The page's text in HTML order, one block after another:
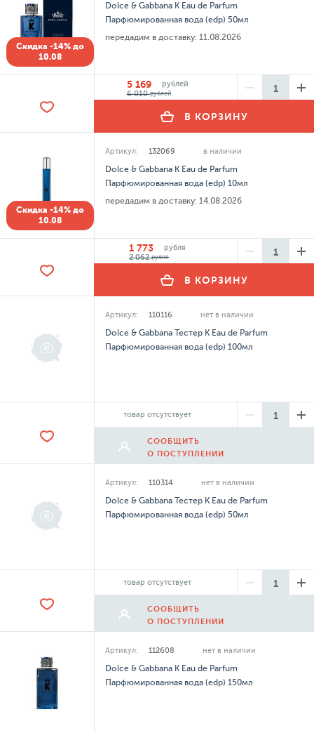
Скидка -14% до
10.08
Dolce & Gabbana K Eau de Parfum
Парфюмированная вода (edp) 50мл
передадим в доставку: 11.08.2026
5 169
рублей
6 010рублей
В КОРЗИНУ
Скидка -14% до
10.08
Артикул: 132069 в наличии
Dolce & Gabbana K Eau de Parfum
Парфюмированная вода (edp) 10мл
передадим в доставку: 14.08.2026
1 773
рубля
2 062рубля
В КОРЗИНУ
Артикул: 110116 нет в наличии
Dolce & Gabbana Тестер K Eau de Parfum
Парфюмированная вода (edp) 100мл
товар отсутствует
СООБЩИТЬ
О ПОСТУПЛЕНИИ
Артикул: 110314 нет в наличии
Dolce & Gabbana Тестер K Eau de Parfum
Парфюмированная вода (edp) 50мл
товар отсутствует
СООБЩИТЬ
О ПОСТУПЛЕНИИ
Артикул: 112608 нет в наличии
Dolce & Gabbana K Eau de Parfum
Парфюмированная вода (edp) 150мл